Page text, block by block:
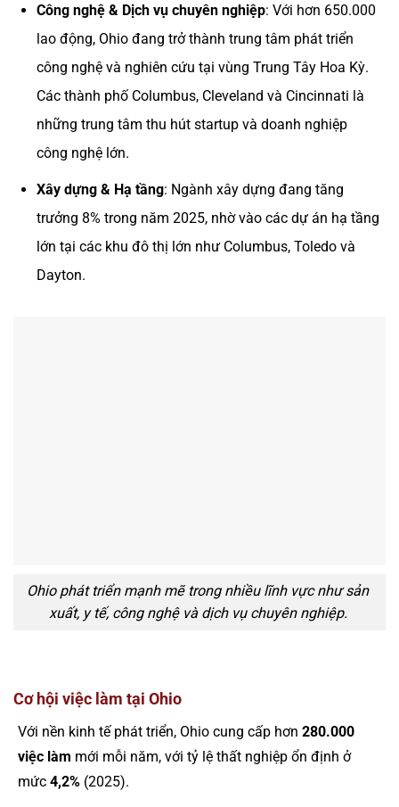
Công nghệ & Dịch vụ chuyên nghiệp: Với hơn 650.000
lao động, Ohio đang trở thành trung tâm phát triển
công nghệ và nghiên cứu tại vùng Trung Tây Hoa Kỳ.
Các thành phố Columbus, Cleveland và Cincinnati là
những trung tâm thu hút startup và doanh nghiệp
công nghệ lớn.
Xây dựng & Hạ tầng: Ngành xây dựng đang tăng
trưởng 8% trong năm 2025, nhờ vào các dự án hạ tầng
lớn tại các khu đô thị lớn như Columbus, Toledo và
Dayton.
Ohio phát triển mạnh mẽ trong nhiều lĩnh vực như sản
xuất, y tế, công nghệ và dịch vụ chuyên nghiệp.
Cơ hội việc làm tại Ohio
Với nền kinh tế phát triển, Ohio cung cấp hơn 280.000
việc làm mới mỗi năm, với tỷ lệ thất nghiệp ổn định ở
mức 4,2% (2025).